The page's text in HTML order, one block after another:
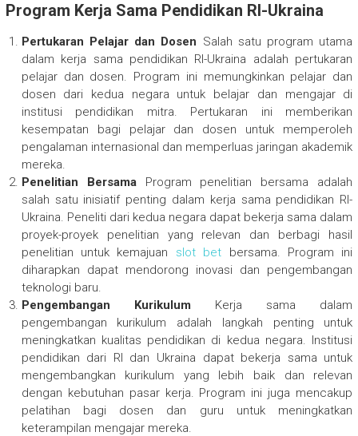
Program Kerja Sama Pendidikan RI-Ukraina
Pertukaran Pelajar dan Dosen Salah satu program utama
dalam kerja sama pendidikan RI-Ukraina adalah pertukaran
pelajar dan dosen. Program ini memungkinkan pelajar dan
dosen dari kedua negara untuk belajar dan mengajar di
institusi pendidikan mitra. Pertukaran ini memberikan
kesempatan bagi pelajar dan dosen untuk memperoleh
pengalaman internasional dan memperluas jaringan akademik
mereka.
Penelitian BersamaProgram penelitian bersama adalah
salah satu inisiatif penting dalam kerja sama pendidikan RI-
Ukraina. Peneliti dari kedua negara dapat bekerja sama dalam
proyek-proyek penelitian yang relevan dan berbagi hasil
penelitian untuk kemajuan slot bet bersama. Program ini
diharapkan dapat mendorong inovasi dan pengembangan
teknologi baru.
Pengembangan Kurikulum Kerja sama dalam
pengembangan kurikulum adalah langkah penting untuk
meningkatkan kualitas pendidikan di kedua negara. Institusi
pendidikan dari RI dan Ukraina dapat bekerja sama untuk
mengembangkan kurikulum yang lebih baik dan relevan
dengan kebutuhan pasar kerja. Program ini juga mencakup
pelatihan bagi dosen dan guru untuk meningkatkan
keterampilan mengajar mereka.